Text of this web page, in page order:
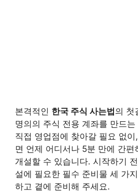
본격적인 한국 주식 사는법의 첫
명의의 주식 전용 계좌를 만드
직접 영업점에 찾아갈 필요 없
면 언제 어디서나 5분 만에 간편
개설할 수 있습니다. 시작하기
설에 필요한 필수 준비물 세 가
하고 곁에 준비해 주세요.